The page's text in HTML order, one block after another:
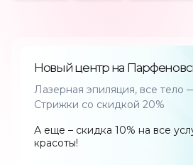
Новый центр на
Лазерная эпиляция, все тело
Стрижки со скидкой 20%
А еще – скидка 10% на все
красоты!